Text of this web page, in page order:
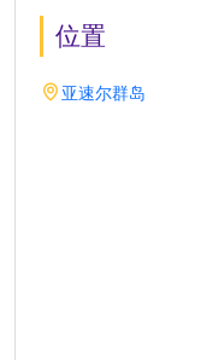
位置
亚速尔群岛